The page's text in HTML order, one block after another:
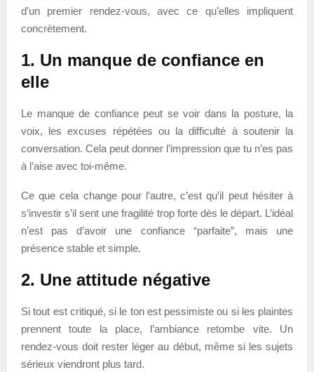
d’un premier rendez-vous, avec ce qu’elles impliquent
concrètement.
1. Un manque de confiance en
elle
Le manque de confiance peut se voir dans la posture, la
voix, les excuses répétées ou la difficulté à soutenir la
conversation. Cela peut donner l’impression que tu n’es pas
à l’aise avec toi-même.
Ce que cela change pour l’autre, c’est qu’il peut hésiter à
s’investir s’il sent une fragilité trop forte dès le départ. L’idéal
n’est pas d’avoir une confiance “parfaite”, mais une
présence stable et simple.
2. Une attitude négative
Si tout est critiqué, si le ton est pessimiste ou si les plaintes
prennent toute la place, l’ambiance retombe vite. Un
rendez-vous doit rester léger au début, même si les sujets
sérieux viendront plus tard.